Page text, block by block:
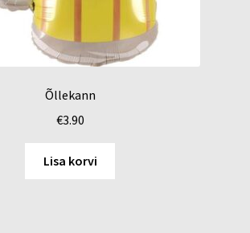
Õllekann
€3.90
Lisa korvi